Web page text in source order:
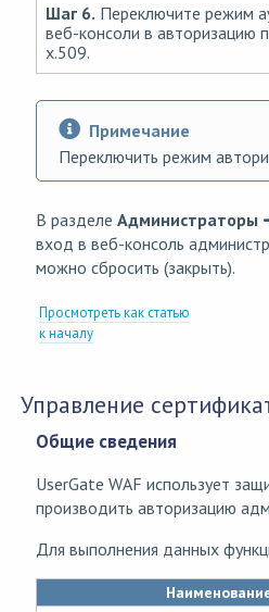
Шаг 6. Переключите режим
веб-консоли в авторизацию
x.509.
Примечание
Переключить режим
В разделе Администраторы
вход в веб-консоль
можно сбросить (закрыть).
Просмотреть как статью
к началу
Управление
Общие сведения
UserGate WAF использует
производить авторизацию
Для выполнения данных